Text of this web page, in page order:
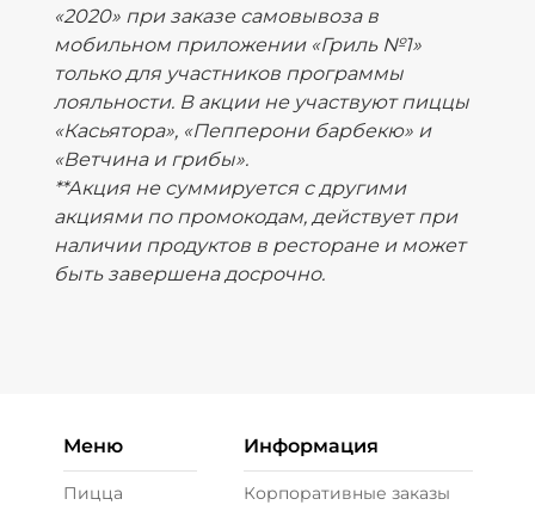
«2020» при заказе самовывоза в
мобильном приложении «Гриль №1»
только для участников программы
лояльности. В акции не участвуют пиццы
«Касьятора», «Пепперони барбекю» и
«Ветчина и грибы».
**Акция не суммируется с другими
акциями по промокодам, действует при
наличии продуктов в ресторане и может
быть завершена досрочно.
Меню
Пицца
Информация
Корпоративные заказы